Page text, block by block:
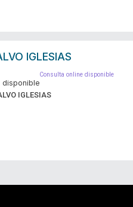
IGLESIAS
Consulta online disponible
disponible
IGLESIAS